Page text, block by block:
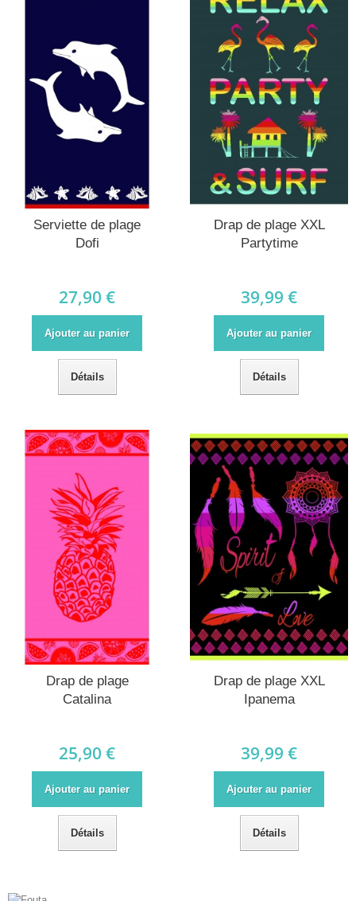
Serviette de plage
Dofi
27,90 €
Ajouter au panier
Détails
Drap de plage XXL
Partytime
39,99 €
Ajouter au panier
Détails
Drap de plage
Catalina
25,90 €
Ajouter au panier
Détails
Drap de plage XXL
Ipanema
39,99 €
Ajouter au panier
Détails